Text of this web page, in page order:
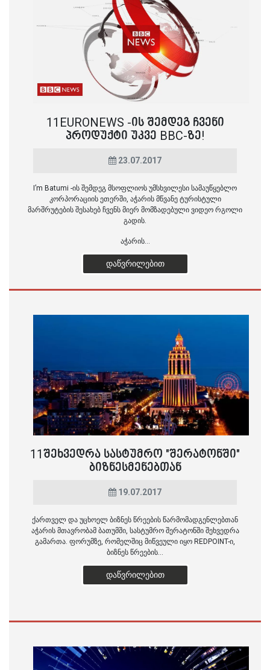
11EURONEWS -ᲘᲡ ᲨᲔᲛᲓᲔᲒ ᲩᲕᲔᲜᲘ
ᲞᲠᲝᲓᲣᲥᲢᲘ ᲣᲙᲕᲔ BBC-ᲖᲔ!
23.07.2017
I’m Batumi -ის შემდეგ მსოფლიოს უმსხვილესი სამაუწყებლო
კორპორაციის ეთერში, აჭარის მწვანე ტურისტული
მარშრუტების შესახებ ჩვენს მიერ მომზადებული ვიდეო რგოლი
გადის.
აჭარის...
ᲓᲐᲬᲕᲠᲘᲚᲔᲑᲘᲗ
11ᲨᲔᲮᲕᲔᲓᲠᲐ ᲡᲐᲡᲢᲣᲛᲠᲝ "ᲨᲔᲠᲐᲢᲝᲜᲨᲘ"
ᲑᲘᲖᲜᲔᲡᲛᲔᲜᲔᲑᲗᲐᲜ
19.07.2017
ქართველ და უცხოელ ბიზნეს წრეების წარმომადგენლებთან
აჭარის მთავრობამ ბათუმში, სასტუმრო შერატონში შეხვედრა
გამართა. ფორუმზე, რომელშიც მიწვეული იყო REDPOINT-ი,
ბიზნეს წრეების...
ᲓᲐᲬᲕᲠᲘᲚᲔᲑᲘᲗ